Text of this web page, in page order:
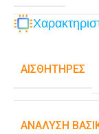
ΑΙΣΘΗΤΉΡΕΣ
ΑΝΆΛΥΣΗ